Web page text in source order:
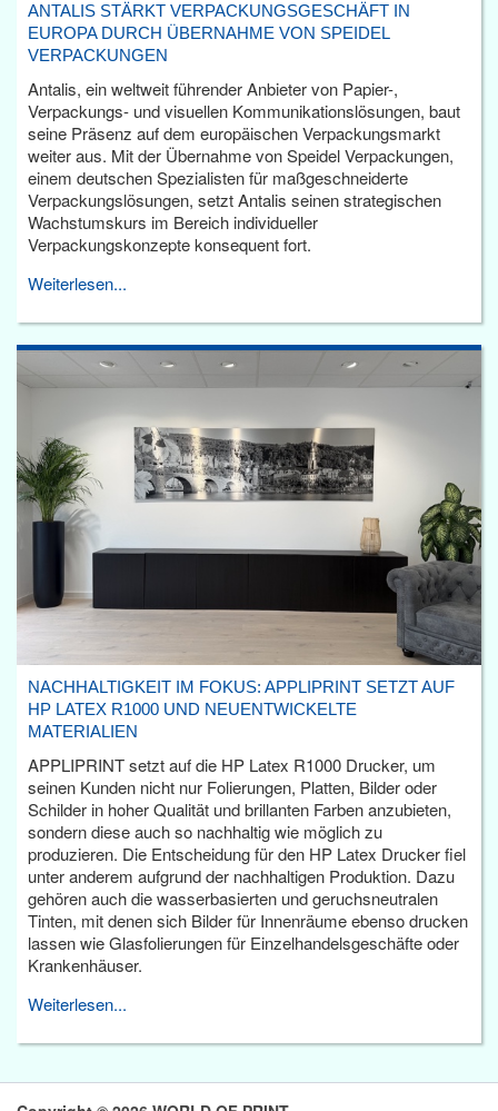
ANTALIS STÄRKT VERPACKUNGSGESCHÄFT IN
EUROPA DURCH ÜBERNAHME VON SPEIDEL
VERPACKUNGEN
Antalis, ein weltweit führender Anbieter von Papier-,
Verpackungs- und visuellen Kommunikationslösungen, baut
seine Präsenz auf dem europäischen Verpackungsmarkt
weiter aus. Mit der Übernahme von Speidel Verpackungen,
einem deutschen Spezialisten für maßgeschneiderte
Verpackungslösungen, setzt Antalis seinen strategischen
Wachstumskurs im Bereich individueller
Verpackungskonzepte konsequent fort.
Weiterlesen...
NACHHALTIGKEIT IM FOKUS: APPLIPRINT SETZT AUF
HP LATEX R1000 UND NEUENTWICKELTE
MATERIALIEN
APPLIPRINT setzt auf die HP Latex R1000 Drucker, um
seinen Kunden nicht nur Folierungen, Platten, Bilder oder
Schilder in hoher Qualität und brillanten Farben anzubieten,
sondern diese auch so nachhaltig wie möglich zu
produzieren. Die Entscheidung für den HP Latex Drucker fiel
unter anderem aufgrund der nachhaltigen Produktion. Dazu
gehören auch die wasserbasierten und geruchsneutralen
Tinten, mit denen sich Bilder für Innenräume ebenso drucken
lassen wie Glasfolierungen für Einzelhandelsgeschäfte oder
Krankenhäuser.
Weiterlesen...